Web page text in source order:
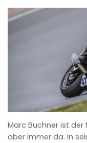
Marc Buchner ist der
aber immer da. In